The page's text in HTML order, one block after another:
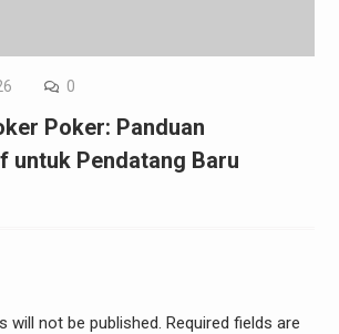
0
Poker: Panduan
untuk Pendatang Baru
will not be published. Required fields are